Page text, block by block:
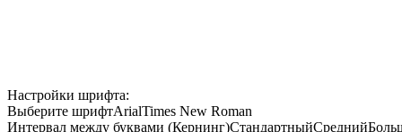
Настройки шрифта:
Выберите шрифтArialTimes New Roman
Интервал между буквами (Кернинг)СтандартныйСредний